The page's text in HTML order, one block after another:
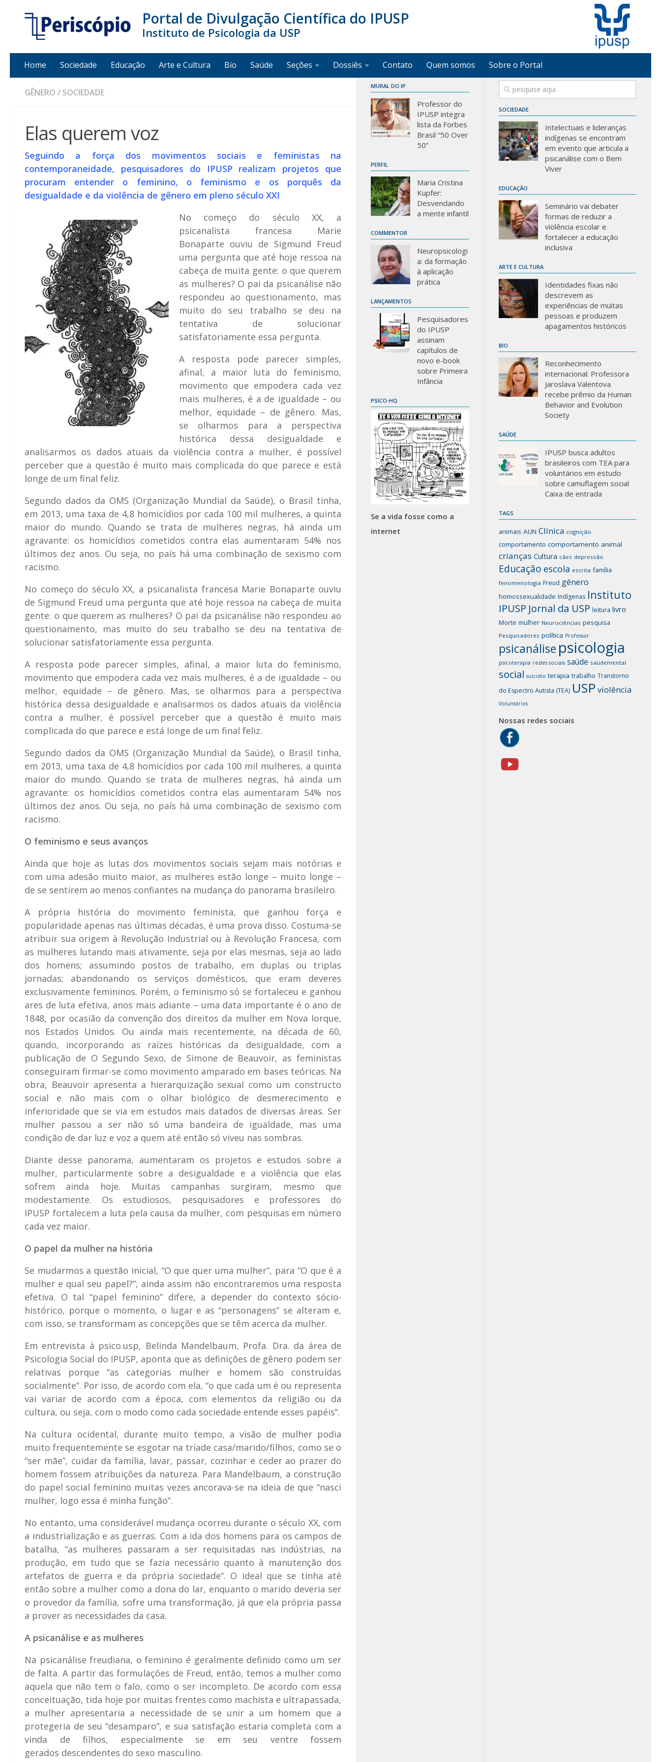
Portal de Divulgação Científica do IPUSP
Instituto de Psicologia da USP
Home Sociedade Educação Arte e Cultura Bio Saúde Seções Dossiês Contato Quem somos Sobre o Portal
GÊNERO / SOCIEDADE
Elas querem voz
Seguindo a força dos movimentos sociais e feministas na
contemporaneidade, pesquisadores do IPUSP realizam projetos que
procuram entender o feminino, o feminismo e os porquês da
desigualdade e da violência de gênero em pleno século XXI
No começo do século XX, a
psicanalista francesa Marie
Bonaparte ouviu de Sigmund Freud
uma pergunta que até hoje ressoa na
cabeça de muita gente: o que querem
as mulheres? O pai da psicanálise não
respondeu ao questionamento, mas
muito do seu trabalho se deu na
tentativa de solucionar
satisfatoriamente essa pergunta.
A resposta pode parecer simples,
afinal, a maior luta do feminismo,
movimento que empodera cada vez
mais mulheres, é a de igualdade – ou
melhor, equidade – de gênero. Mas,
se olharmos para a perspectiva
histórica dessa desigualdade e
analisarmos os dados atuais da violência contra a mulher, é possível
perceber que a questão é muito mais complicada do que parece e está
longe de um final feliz.
Segundo dados da OMS (Organização Mundial da Saúde), o Brasil tinha,
em 2013, uma taxa de 4,8 homicídios por cada 100 mil mulheres, a quinta
maior do mundo. Quando se trata de mulheres negras, há ainda um
agravante: os homicídios cometidos contra elas aumentaram 54% nos
últimos dez anos. Ou seja, no país há uma combinação de sexismo com
racismo.
No começo do século XX, a psicanalista francesa Marie Bonaparte ouviu
de Sigmund Freud uma pergunta que até hoje ressoa na cabeça de muita
gente: o que querem as mulheres? O pai da psicanálise não respondeu ao
questionamento, mas muito do seu trabalho se deu na tentativa de
solucionar satisfatoriamente essa pergunta.
A resposta pode parecer simples, afinal, a maior luta do feminismo,
movimento que empodera cada vez mais mulheres, é a de igualdade – ou
melhor, equidade – de gênero. Mas, se olharmos para a perspectiva
histórica dessa desigualdade e analisarmos os dados atuais da violência
contra a mulher, é possível perceber que a questão é muito mais
complicada do que parece e está longe de um final feliz.
Segundo dados da OMS (Organização Mundial da Saúde), o Brasil tinha,
em 2013, uma taxa de 4,8 homicídios por cada 100 mil mulheres, a quinta
maior do mundo. Quando se trata de mulheres negras, há ainda um
agravante: os homicídios cometidos contra elas aumentaram 54% nos
últimos dez anos. Ou seja, no país há uma combinação de sexismo com
racismo.
O feminismo e seus avanços
Ainda que hoje as lutas dos movimentos sociais sejam mais notórias e
com uma adesão muito maior, as mulheres estão longe – muito longe –
de se sentirem ao menos confiantes na mudança do panorama brasileiro.
A própria história do movimento feminista, que ganhou força e
popularidade apenas nas últimas décadas, é uma prova disso. Costuma-se
atribuir sua origem à Revolução Industrial ou à Revolução Francesa, com
as mulheres lutando mais ativamente, seja por elas mesmas, seja ao lado
dos homens; assumindo postos de trabalho, em duplas ou triplas
jornadas; abandonando os serviços domésticos, que eram deveres
exclusivamente femininos. Porém, o feminismo só se fortaleceu e ganhou
ares de luta efetiva, anos mais adiante – uma data importante é o ano de
1848, por ocasião da convenção dos direitos da mulher em Nova Iorque,
nos Estados Unidos. Ou ainda mais recentemente, na década de 60,
quando, incorporando as raízes históricas da desigualdade, com a
publicação de O Segundo Sexo, de Simone de Beauvoir, as feministas
conseguiram firmar-se como movimento amparado em bases teóricas. Na
obra, Beauvoir apresenta a hierarquização sexual como um constructo
social e não mais com o olhar biológico de desmerecimento e
inferioridade que se via em estudos mais datados de diversas áreas. Ser
mulher passou a ser não só uma bandeira de igualdade, mas uma
condição de dar luz e voz a quem até então só viveu nas sombras.
Diante desse panorama, aumentaram os projetos e estudos sobre a
mulher, particularmente sobre a desigualdade e a violência que elas
sofrem ainda hoje. Muitas campanhas surgiram, mesmo que
modestamente. Os estudiosos, pesquisadores e professores do
IPUSP fortalecem a luta pela causa da mulher, com pesquisas em número
cada vez maior.
O papel da mulher na história
Se mudarmos a questão inicial, “O que quer uma mulher”, para “O que é a
mulher e qual seu papel?”, ainda assim não encontraremos uma resposta
efetiva. O tal “papel feminino” difere, a depender do contexto sócio-
histórico, porque o momento, o lugar e as “personagens” se alteram e,
com isso, se transformam as concepções que se têm acerca da mulher.
Em entrevista à psico.usp, Belinda Mandelbaum, Profa. Dra. da área de
Psicologia Social do IPUSP, aponta que as definições de gênero podem ser
relativas porque “as categorias mulher e homem são construídas
socialmente”. Por isso, de acordo com ela, “o que cada um é ou representa
vai variar de acordo com a época, com elementos da religião ou da
cultura, ou seja, com o modo como cada sociedade entende esses papéis”.
Na cultura ocidental, durante muito tempo, a visão de mulher podia
muito frequentemente se esgotar na tríade casa/marido/filhos, como se o
“ser mãe”, cuidar da família, lavar, passar, cozinhar e ceder ao prazer do
homem fossem atribuições da natureza. Para Mandelbaum, a construção
do papel social feminino muitas vezes ancorava-se na ideia de que “nasci
mulher, logo essa é minha função”.
No entanto, uma considerável mudança ocorreu durante o século XX, com
a industrialização e as guerras. Com a ida dos homens para os campos de
batalha, “as mulheres passaram a ser requisitadas nas indústrias, na
produção, em tudo que se fazia necessário quanto à manutenção dos
artefatos de guerra e da própria sociedade”. O ideal que se tinha até
então sobre a mulher como a dona do lar, enquanto o marido deveria ser
o provedor da família, sofre uma transformação, já que ela própria passa
a prover as necessidades da casa.
A psicanálise e as mulheres
Na psicanálise freudiana, o feminino é geralmente definido como um ser
de falta. A partir das formulações de Freud, então, temos a mulher como
aquela que não tem o falo, como o ser incompleto. De acordo com essa
conceituação, tida hoje por muitas frentes como machista e ultrapassada,
a mulher apresentaria a necessidade de se unir a um homem que a
protegeria de seu “desamparo”, e sua satisfação estaria completa com a
vinda de filhos, especialmente se em seu ventre fossem
gerados descendentes do sexo masculino.
SOCIEDADE
Intelectuais e lideranças
indígenas se encontram
em evento que articula a
psicanálise com o Bem
Viver
EDUCAÇÃO
Seminário vai debater
formas de reduzir a
violência escolar e
fortalecer a educação
inclusiva
ARTE E CULTURA
Identidades fixas não
descrevem as
experiências de muitas
pessoas e produzem
apagamentos históricos
BIO
Reconhecimento
internacional: Professora
Jaroslava Valentova
recebe prêmio da Human
Behavior and Evolution
Society
SAÚDE
IPUSP busca adultos
brasileiros com TEA para
voluntários em estudo
sobre camuflagem social
Caixa de entrada
TAGS
animais AUN Clínica cognição
comportamento comportamento animal
crianças Cultura cães depressão
Educação escola escrita família
fenomenologia Freud gênero
homossexualidade Indígenas Instituto
IPUSP Jornal da USP leitura livro
Morte mulher Neurociências pesquisa
Pesquisadores política Professor
psicanálise psicologia
psicoterapia redes sociais saúde saúdemental
social suícidio terapia trabalho Transtorno
do Espectro Autista (TEA) USP violência
Voluntários
Nossas redes sociais
MURAL DO IP
Professor do
IPUSP integra
lista da Forbes
Brasil “50 Over
50”
PERFIL
Maria Cristina
Kupfer:
Desvendando
a mente infantil
COMMENTOR
Neuropsicologi
a: da formação
à aplicação
prática
LANÇAMENTOS
Pesquisadores
do IPUSP
assinam
capítulos de
novo e-book
sobre Primeira
Infância
PSICO-HQ
Se a vida fosse como a
internet